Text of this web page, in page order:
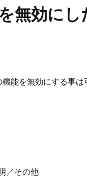
無効にし
能を無効にする事は
／その他